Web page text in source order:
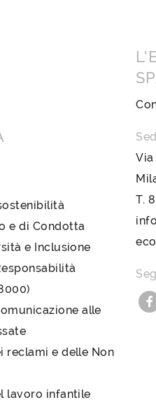
e di Condotta
e Inclusione
alle
reclami e delle Non
lavoro infantile
Via
T.